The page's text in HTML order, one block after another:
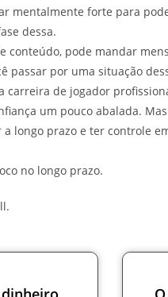
mentalmente forte para
dessa.
conteúdo, pode mandar
passar por uma situação
carreira de jogador
um pouco abalada.
longo prazo e ter controle
no longo prazo.